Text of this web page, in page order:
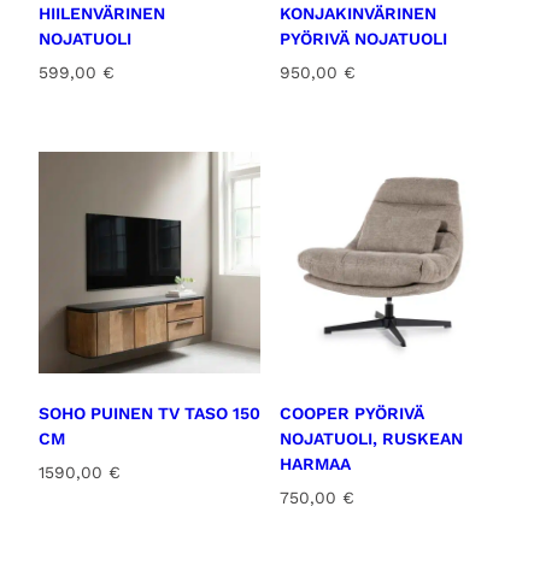
HIILENVÄRINEN
NOJATUOLI
599,00 €
KONJAKINVÄRINEN
PYÖRIVÄ NOJATUOLI
950,00 €
SOHO PUINEN TV TASO 150
CM
1590,00 €
COOPER PYÖRIVÄ
NOJATUOLI, RUSKEAN
HARMAA
750,00 €